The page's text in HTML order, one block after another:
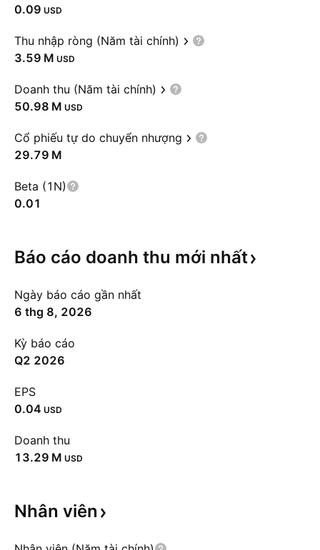
0.09 USD
Thu nhập ròng (Năm tài chính)
‪3.59 M‬ USD
Doanh thu (Năm tài chính)
‪50.98 M‬ USD
Cổ phiếu tự do chuyển nhượng
‪29.79 M‬
Beta (1N)
0.01
Báo cáo doanh thu mới nhất
Ngày báo cáo gần nhất
6 thg 8, 2026
Kỳ báo cáo
Q2 2026
EPS
0.04 USD
Doanh thu
‪13.29 M‬ USD
Nhân viên